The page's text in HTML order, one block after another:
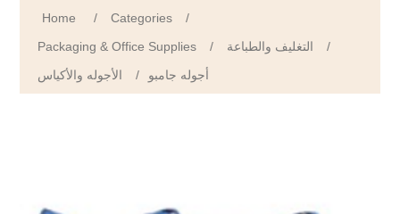
Home / Categories
/
Packaging & Office Supplies
/ التغليف والطباعة
/
الأجوله والأكياس
/ أجوله جامبو